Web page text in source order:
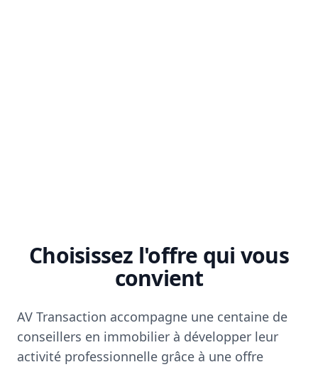
Choisissez l'offre qui vous
convient
AV Transaction accompagne une centaine de
conseillers en immobilier à développer leur
activité professionnelle grâce à une offre